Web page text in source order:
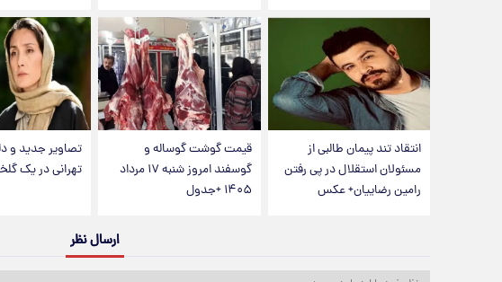
انتقاد تند پیمان طالبی از
مسئولان استقلال در پی رفتن
رامین رضاییان+ عکس
قیمت گوشت گوساله و
گوسفند امروز شنبه ۱۷ مرداد
۱۴۰۵ +جدول
تصاویر جدید و
تهرانی در یک
ارسال نظر